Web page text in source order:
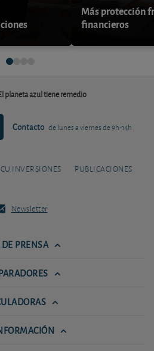
Más protección
financieros
planeta azul tiene remedio
Contacto de lunes a viernes de 9h-14h
INVERSIONES PUBLICACIONES
Newsletter
PRENSA